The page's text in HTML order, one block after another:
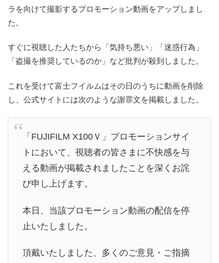
ラを向けて撮影するプロモーション動画をアップしまし
た。
すぐに視聴した人たちから「気持ち悪い」「迷惑行為」
「盗撮を推奨しているのか」など批判が殺到しました。
これを受けて富士フイルムはその日のうちに動画を削除
し、公式サイトには次のような謝罪文を掲載しました。
「FUJIFILM X100Ｖ」プロモーションサイ
トにおいて、 視聴者の皆さまに不快感を与
える動画が掲載されましたことを深くお詫
び申し上げます。
本日、 当該プロモーション動画の配信を停
止いたしました。
頂戴いたしました、多くのご意見・ご指摘